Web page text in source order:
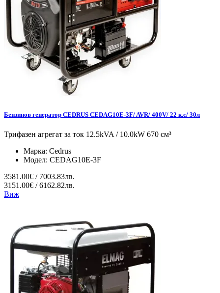
Бензинов генератор CEDRUS CEDAG10E-3F/ AVR/ 400V/ 22 к.с/ 30л
Трифазен агрегат за ток 12.5kVA / 10.0kW 670 см³
Марка: Cedrus
Модел: CEDAG10E-3F
3581.00€ / 7003.83лв.
3151.00€ / 6162.82лв.
Виж